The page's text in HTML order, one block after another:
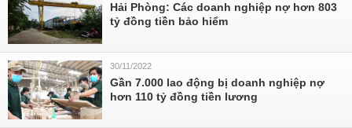
Hải Phòng: Các doanh nghiệp nợ hơn 803
tỷ đồng tiền bảo hiểm
30/11/2022
Gần 7.000 lao động bị doanh nghiệp nợ
hơn 110 tỷ đồng tiền lương